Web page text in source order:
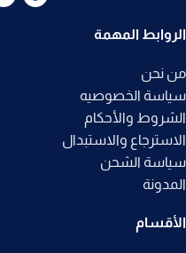
الروابط المهمة
من نحن
سياسة الخصوصيه
الشروط والأحكام
الاسترجاع والاستبدال
سياسة الشحن
المدونة
الأقسام